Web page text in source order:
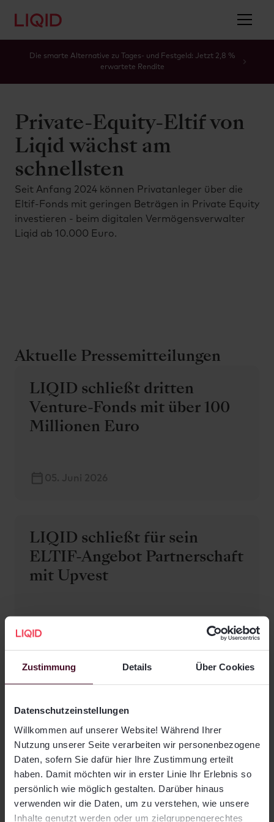
Zustimmung Details Über Cookies
Datenschutzeinstellungen
Willkommen auf unserer Website! Während Ihrer
Nutzung unserer Seite verarbeiten wir personenbezogene
Daten, sofern Sie dafür hier Ihre Zustimmung erteilt
haben. Damit möchten wir in erster Linie Ihr Erlebnis so
persönlich wie möglich gestalten. Darüber hinaus
verwenden wir die Daten, um zu verstehen, wie unsere
Inhalte genutzt werden oder um zielgruppengerechtes
Die smarte Alternative zu Tages- und Festgeld: Jetzt 2,8 %
erwartete Rendite
Private-Equity-Eltif von
Liqid wächst am
schnellsten
Seit Anfang 2024 können Privatanleger über die
Eltif-Fonds mit geringen Beträgen in Private Equity
investieren - beim digitalen Vermögensverwalter
Liqid ab 10.000 Euro.
Aktuelle Pressemitteilungen
LIQID schließt dritten
Venture-Fonds mit über 100
Millionen Euro
05. Juni 2026
LIQID schließt für sein
ELTIF-Angebot Partnerschaft
mit Upvest
LIQID komplementiert
Private Markets: Neue
ELTIFs für Infrastruktur und
Private Debt
01. Dezember 2025